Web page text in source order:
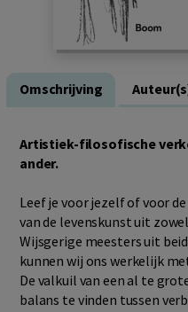
Omschrijving
Artistiek-filosofische
ander.
Leef je voor jezelf of voor
van de levenskunst uit
Wijsgerige meesters uit
kunnen wij ons werkelijk
De valkuil van een al te
balans te vinden tussen